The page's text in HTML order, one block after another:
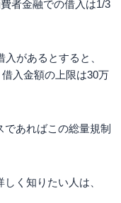
者金融での借入は1/3
があるとすると、
借入金額の上限は30万
あればこの総量規制
しく知りたい人は、